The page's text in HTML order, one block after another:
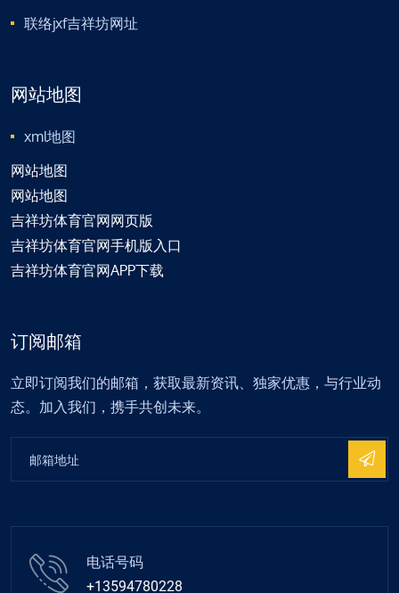
联络jxf吉祥坊网址
网站地图
xml地图
网站地图
网站地图
吉祥坊体育官网网页版
吉祥坊体育官网手机版入口
吉祥坊体育官网APP下载
订阅邮箱
立即订阅我们的邮箱，获取最新资讯、独家优惠，与行业动
态。加入我们，携手共创未来。
电话号码
+13594780228